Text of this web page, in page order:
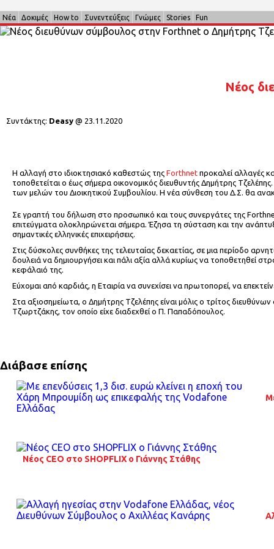
Νέα Δοκιμές How to Συνεντεύξεις Γνώμες Stories Fun
Νέος
Συντάκτης: Deasy @ 23.11.2020
Η αλλαγή στο ιδιοκτησιακό καθεστώς της Forthnet προκαλεί αλλαγές
τοποθετείται ο έως σήμερα οικονομικός διευθυντής Δημήτρης
των μελών του Διοικητικού Συμβουλίου. Η νέα σύνθεση του Δ.Σ. θα
Σε γραπτή του δήλωση στο προσωπικό και τους συνεργάτες της
επιτεύγματα ολοκληρώνεται σήμερα. Έζησα τη σύσταση και την
σημαντικές ελληνικές επιχειρήσεις.
Στις δύσκολες συνθήκες της τελευταίας δεκαετίας, σε μια περίοδο
δουλειά να δημιουργήσει και πάλι αξία αλλά κυρίως να τοποθετηθεί
κεφάλαιό της.
Εύχομαι από καρδιάς, η Εταιρία να συνεχίσει να πρωτοπορεί, να
Στα αξιοσημείωτα, ο Δημήτρης Τζελέπης είναι μόλις ο τρίτος
Τζωρτζάκης, τον οποίο είχε διαδεχθεί ο Π. Παπαδόπουλος.
Διάβασε επίσης
Νέος CEO στο SHOPFLIX ο Γιάννης Στάθης